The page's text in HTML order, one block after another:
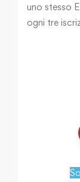
uno stesso
ogni tre